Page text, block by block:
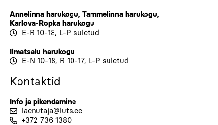
Annelinna harukogu, Tammelinna harukogu,
Karlova-Ropka harukogu
E-R 10-18, L-P suletud
Ilmatsalu harukogu
E-N 10-18, R 10-17, L-P suletud
Kontaktid
Info ja pikendamine
laenutaja@luts.ee
+372 736 1380